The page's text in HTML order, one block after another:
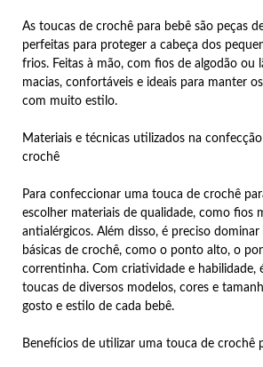
As toucas de crochê para bebê são peças
perfeitas para proteger a cabeça dos
frios. Feitas à mão, com fios de algodão ou
macias, confortáveis e ideais para manter
com muito estilo.
Materiais e técnicas utilizados na
crochê
Para confeccionar uma touca de crochê
escolher materiais de qualidade, como fios
antialérgicos. Além disso, é preciso dominar
básicas de crochê, como o ponto alto, o
correntinha. Com criatividade e habilidade,
toucas de diversos modelos, cores e
gosto e estilo de cada bebê.
Benefícios de utilizar uma touca de crochê